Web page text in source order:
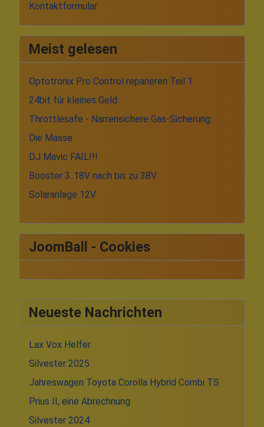
Neueste Nachrichten
Lax Vox Helfer
Silvester 2025
Jahreswagen Toyota Corolla Hybrid Combi TS
Prius II, eine Abrechnung
Silvester 2024
Kontaktformular
Meist gelesen
Optotronix Pro Control reparieren Teil 1
24bit für kleines Geld
Throttlesafe - Narrensichere Gas-Sicherung
Die Masse
DJ Mavic FAIL!!!
Booster 3..18V nach bis zu 38V
Solaranlage 12V
JoomBall - Cookies